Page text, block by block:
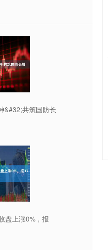
&#32;共筑国防长
盘上涨0%，报